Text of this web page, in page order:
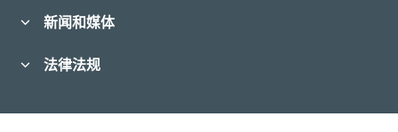
新闻和媒体
法律法规